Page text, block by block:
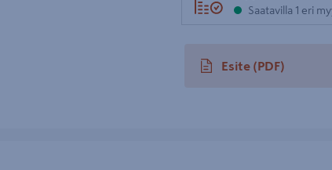
Saatavilla 1 eri
Esite (PDF)
avautuu uuteen